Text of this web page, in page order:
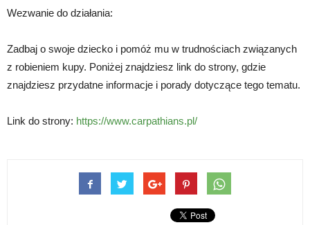
Wezwanie do działania:
Zadbaj o swoje dziecko i pomóż mu w trudnościach związanych
z robieniem kupy. Poniżej znajdziesz link do strony, gdzie
znajdziesz przydatne informacje i porady dotyczące tego tematu.
Link do strony: https://www.carpathians.pl/